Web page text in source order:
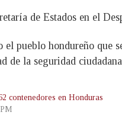
de Estados en el
el pueblo hondureño que
de la seguridad
contenedores en Honduras